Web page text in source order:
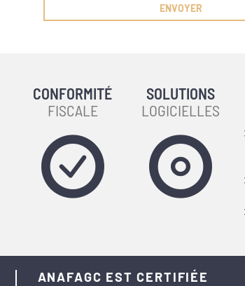
CONFORMITÉ
FISCALE
SOLUTIONS
LOGICIELLES
ANAFAGC EST CERTIFIÉE